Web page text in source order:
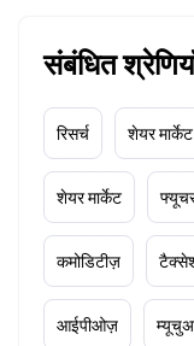
संबंधित
रिसर्च शेयर मार्केट
शेयर मार्केट
कमोडिटीज़
आईपीओज़